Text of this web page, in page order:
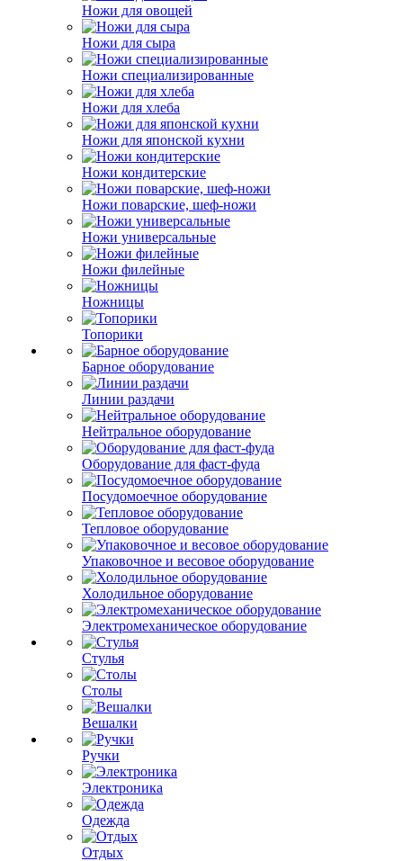
Ножи для овощей
Ножи для сыра
Ножи специализированные
Ножи для хлеба
Ножи для японской кухни
Ножи кондитерские
Ножи поварские, шеф-ножи
Ножи универсальные
Ножи филейные
Ножницы
Топорики
Барное оборудование
Линии раздачи
Нейтральное оборудование
Оборудование для фаст-фуда
Посудомоечное оборудование
Тепловое оборудование
Упаковочное и весовое оборудование
Холодильное оборудование
Электромеханическое оборудование
Стулья
Столы
Вешалки
Ручки
Электроника
Одежда
Отдых